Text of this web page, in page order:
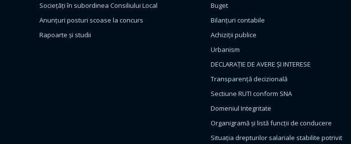
Sociețăți în subordinea Consiliului Local
Anunțuri posturi scoase la concurs
Rapoarte și studii
Buget
Bilanțuri contabile
Achiziții publice
Urbanism
DECLARAȚIE DE AVERE ȘI INTERESE
Transparență decizională
Sectiune RUTI conform SNA
Domeniul Integritate
Organigramă și listă funcții de conducere
Situația drepturilor salariale stabilite potrivit